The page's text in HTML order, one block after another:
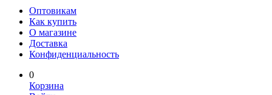
Оптовикам
Как купить
О магазине
Доставка
Конфиденциальность
0
Корзина